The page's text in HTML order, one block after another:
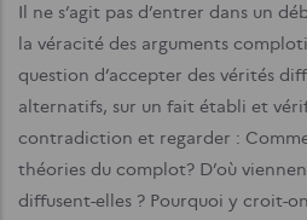
Il ne s’agit pas d’entrer dans un
la véracité des arguments
question d’accepter des vérités
alternatifs, sur un fait établi et
contradiction et regarder :
théories du complot? D’où
diffusent-elles ? Pourquoi y croit-